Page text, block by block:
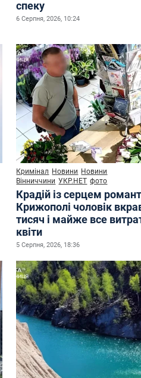
спеку
6 Серпня, 2026, 10:24
Кримінал Новини Новини
Вінниччини УКР.НЕТ фото
Крадій із серцем
Крижополі чоловік
тисяч і майже все
квіти
5 Серпня, 2026, 18:36